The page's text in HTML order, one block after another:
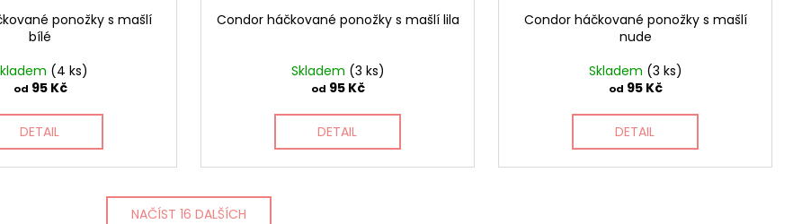
ponožky s mašlí
bílé
(4 ks)
od 95 Kč
DETAIL
Condor háčkované ponožky s mašlí lila
Skladem (3 ks)
od 95 Kč
DETAIL
Condor háčkované ponožky s mašlí
nude
Skladem (3 ks)
od 95 Kč
DETAIL
NAČÍST 16 DALŠÍCH